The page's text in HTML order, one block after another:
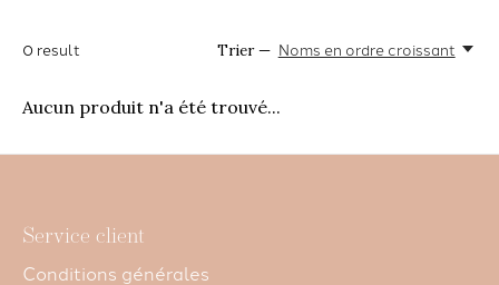
0 result Trier — Noms en ordre croissant
Aucun produit n'a été trouvé...
Service client
Conditions générales